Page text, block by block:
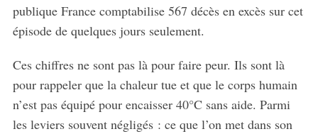
publique France comptabilise 567 décès en excès sur cet
épisode de quelques jours seulement.
Ces chiffres ne sont pas là pour faire peur. Ils sont là
pour rappeler que la chaleur tue et que le corps humain
n’est pas équipé pour encaisser 40°C sans aide. Parmi
les leviers souvent négligés : ce que l’on met dans son